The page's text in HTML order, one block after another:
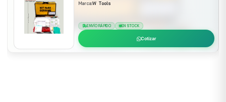
Marca:W Tools
ENVÍO RÁPIDO EN STOCK
Cotizar